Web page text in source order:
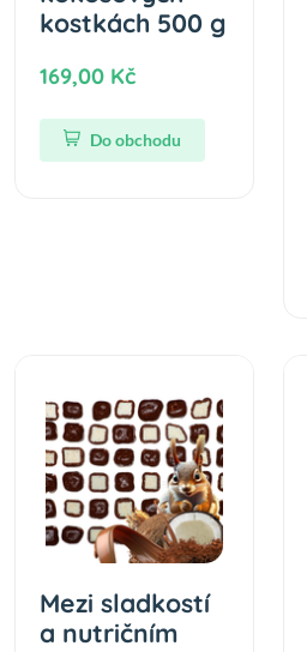
kostkách 500 g
169,00 Kč
Do obchodu
Mezi sladkostí
a nutričním